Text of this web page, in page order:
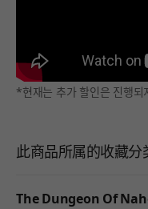
*현재는 추가 할인은 진행되
此商品所属的收藏分
The Dungeon Of